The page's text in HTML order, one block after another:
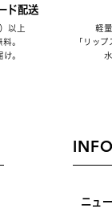
ド配送
以上
。
。
軽
「リッ
ニュ